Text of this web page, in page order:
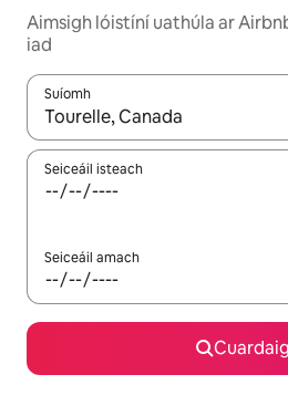
Aimsigh lóistíní uathúla ar
iad
Suíomh
Nuair a bheidh torthaí ar fáil,
Seiceáil isteach
Seiceáil amach